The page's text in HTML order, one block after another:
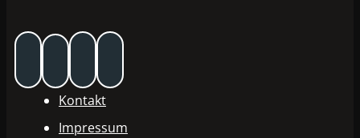
Kontakt
Impressum